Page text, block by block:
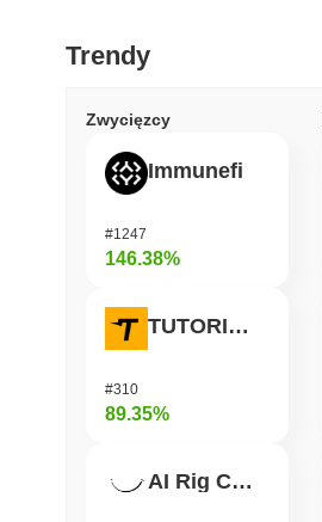
Trendy
Zwycięzcy
Immunefi
#1247
146.38%
TUTORIAL
#310
89.35%
AI Rig Complex